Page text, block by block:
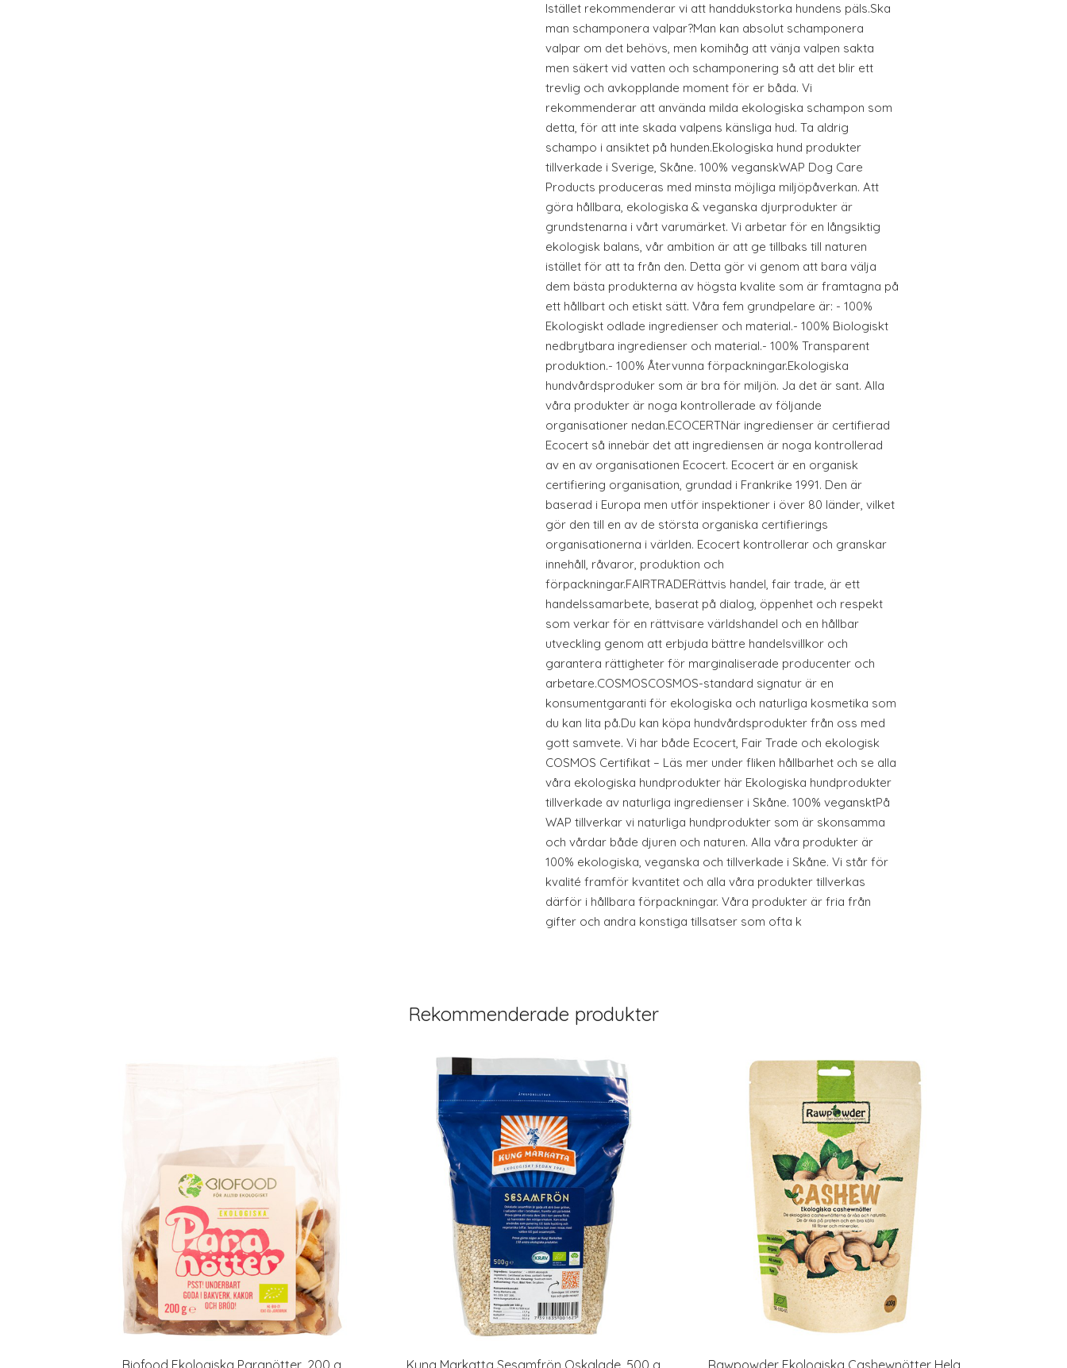
Istället rekommenderar vi att handdukstorka hundens päls.Ska
man schamponera valpar?Man kan absolut schamponera
valpar om det behövs, men komihåg att vänja valpen sakta
men säkert vid vatten och schamponering så att det blir ett
trevlig och avkopplande moment för er båda. Vi
rekommenderar att använda milda ekologiska schampon som
detta, för att inte skada valpens känsliga hud. Ta aldrig
schampo i ansiktet på hunden.Ekologiska hund produkter
tillverkade i Sverige, Skåne. 100% veganskWAP Dog Care
Products produceras med minsta möjliga miljöpåverkan. Att
göra hållbara, ekologiska & veganska djurprodukter är
grundstenarna i vårt varumärket. Vi arbetar för en långsiktig
ekologisk balans, vår ambition är att ge tillbaks till naturen
istället för att ta från den. Detta gör vi genom att bara välja
dem bästa produkterna av högsta kvalite som är framtagna på
ett hållbart och etiskt sätt. Våra fem grundpelare är: - 100%
Ekologiskt odlade ingredienser och material.- 100% Biologiskt
nedbrytbara ingredienser och material.- 100% Transparent
produktion.- 100% Återvunna förpackningar.Ekologiska
hundvårdsproduker som är bra för miljön. Ja det är sant. Alla
våra produkter är noga kontrollerade av följande
organisationer nedan.ECOCERTNär ingredienser är certifierad
Ecocert så innebär det att ingrediensen är noga kontrollerad
av en av organisationen Ecocert. Ecocert är en organisk
certifiering organisation, grundad i Frankrike 1991. Den är
baserad i Europa men utför inspektioner i över 80 länder, vilket
gör den till en av de största organiska certifierings
organisationerna i världen. Ecocert kontrollerar och granskar
innehåll, råvaror, produktion och
förpackningar.FAIRTRADERättvis handel, fair trade, är ett
handelssamarbete, baserat på dialog, öppenhet och respekt
som verkar för en rättvisare världshandel och en hållbar
utveckling genom att erbjuda bättre handelsvillkor och
garantera rättigheter för marginaliserade producenter och
arbetare.COSMOSCOSMOS-standard signatur är en
konsumentgaranti för ekologiska och naturliga kosmetika som
du kan lita på.Du kan köpa hundvårdsprodukter från oss med
gott samvete. Vi har både Ecocert, Fair Trade och ekologisk
COSMOS Certifikat – Läs mer under fliken hållbarhet och se alla
våra ekologiska hundprodukter här Ekologiska hundprodukter
tillverkade av naturliga ingredienser i Skåne. 100% vegansktPå
WAP tillverkar vi naturliga hundprodukter som är skonsamma
och vårdar både djuren och naturen. Alla våra produkter är
100% ekologiska, veganska och tillverkade i Skåne. Vi står för
kvalité framför kvantitet och alla våra produkter tillverkas
därför i hållbara förpackningar. Våra produkter är fria från
gifter och andra konstiga tillsatser som ofta k
Rekommenderade produkter
Biofood Ekologiska Paranötter, 200 g Kung Markatta Sesamfrön Oskalade, 500 g Rawpowder Ekologiska Cashewnötter Hela,